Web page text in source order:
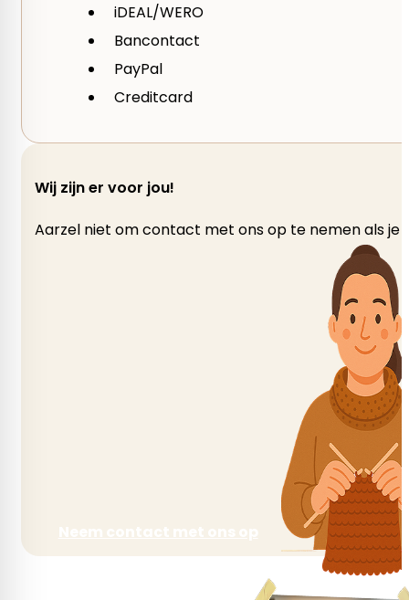
iDEAL/WERO
Bancontact
PayPal
Creditcard
Wij zijn er voor jou!
Aarzel niet om contact met ons op te nemen als